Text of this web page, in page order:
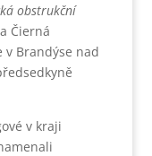
obstrukční
Čierná
v Brandýse nad
v kraji